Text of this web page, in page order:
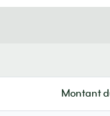
Montant